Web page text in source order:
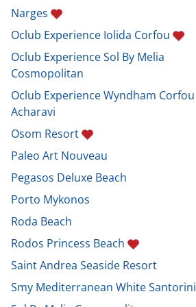
Narges
Oclub Experience Iolida Corfou
Oclub Experience Sol By Melia
Cosmopolitan
Oclub Experience Wyndham Corfou
Acharavi
Osom Resort
Paleo Art Nouveau
Pegasos Deluxe Beach
Porto Mykonos
Roda Beach
Rodos Princess Beach
Saint Andrea Seaside Resort
Smy Mediterranean White Santorini